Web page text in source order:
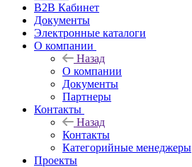
B2B Кабинет
Документы
Электронные каталоги
О компании
Назад
О компании
Документы
Партнеры
Контакты
Назад
Контакты
Категорийные менеджеры
Проекты